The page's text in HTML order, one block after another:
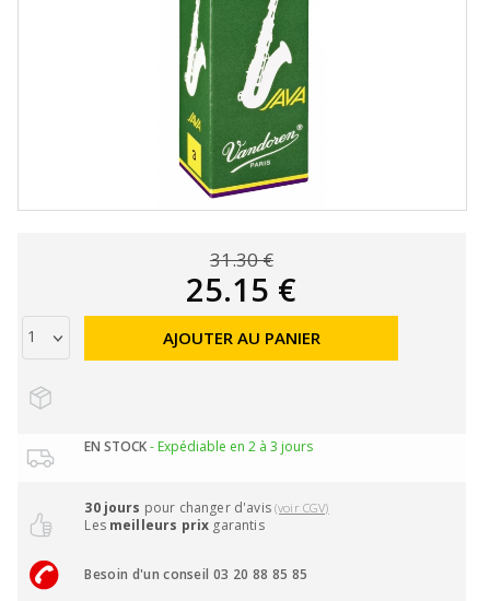
31.30 €
25.15 €
AJOUTER AU PANIER
EN STOCK- Expédiable en 2 à 3 jours
30 jours pour changer d'avis(voir CGV)
Les meilleurs prix garantis
Besoin d'un conseil 03 20 88 85 85